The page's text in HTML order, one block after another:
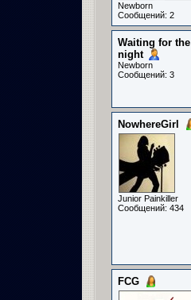
Newborn
Сообщений: 2
Waiting for the
night
Newborn
Сообщений: 3
NowhereGirl
Junior Painkiller
Сообщений: 434
FCG